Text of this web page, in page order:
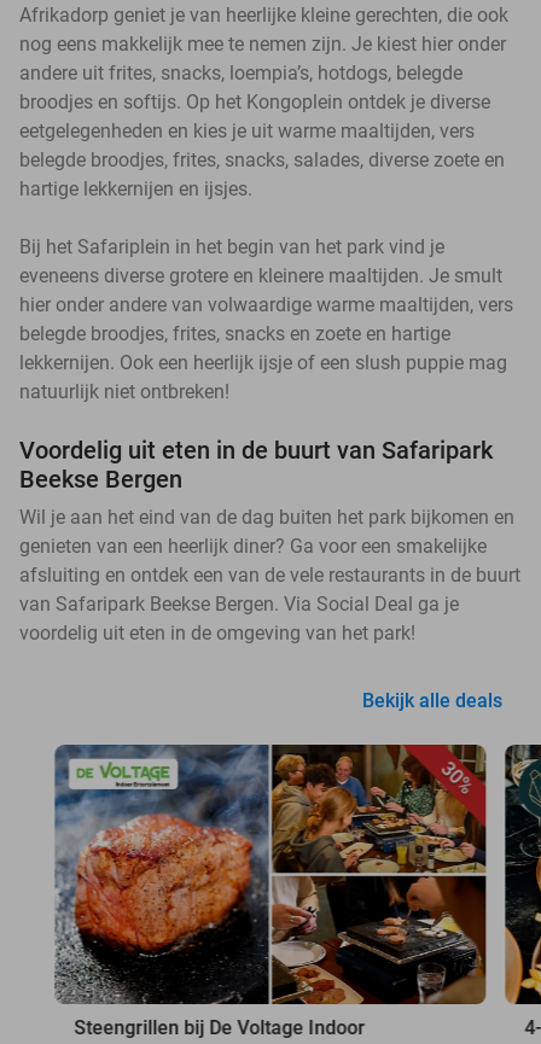
Afrikadorp geniet je van heerlijke kleine gerechten, die ook
nog eens makkelijk mee te nemen zijn. Je kiest hier onder
andere uit frites, snacks, loempia’s, hotdogs, belegde
broodjes en softijs. Op het Kongoplein ontdek je diverse
eetgelegenheden en kies je uit warme maaltijden, vers
belegde broodjes, frites, snacks, salades, diverse zoete en
hartige lekkernijen en ijsjes.
Bij het Safariplein in het begin van het park vind je
eveneens diverse grotere en kleinere maaltijden. Je smult
hier onder andere van volwaardige warme maaltijden, vers
belegde broodjes, frites, snacks en zoete en hartige
lekkernijen. Ook een heerlijk ijsje of een slush puppie mag
natuurlijk niet ontbreken!
Voordelig uit eten in de buurt van Safaripark
Beekse Bergen
Wil je aan het eind van de dag buiten het park bijkomen en
genieten van een heerlijk diner? Ga voor een smakelijke
afsluiting en ontdek een van de vele restaurants in de buurt
van Safaripark Beekse Bergen. Via Social Deal ga je
voordelig uit eten in de omgeving van het park!
Bekijk alle deals
30%
Steengrillen bij De Voltage Indoor